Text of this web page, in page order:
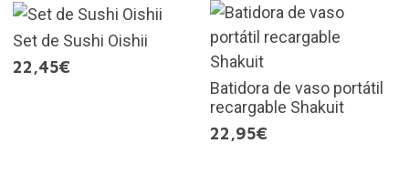
Set de Sushi Oishii
22,45€
Batidora de vaso portátil
recargable Shakuit
22,95€